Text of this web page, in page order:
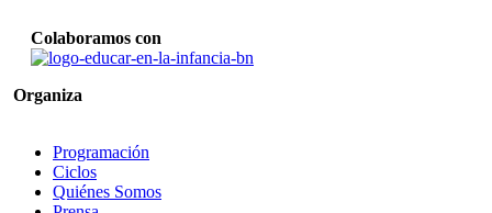
Colaboramos con
Organiza
Programación
Ciclos
Quiénes Somos